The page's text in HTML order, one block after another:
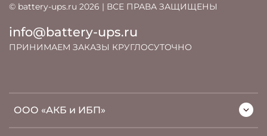
ООО «АКБ и ИБП»
© battery-ups.ru 2026 | ВСЕ ПРАВА ЗАЩИЩЕНЫ
info@battery-ups.ru
ПРИНИМАЕМ ЗАКАЗЫ КРУГЛОСУТОЧНО